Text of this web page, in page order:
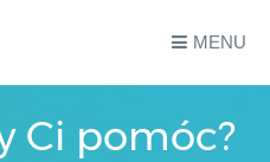
MENU
Ci pomóc?